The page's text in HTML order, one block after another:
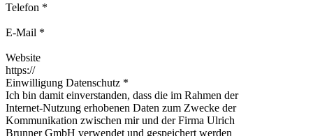
Telefon *
E-Mail *
Website
Einwilligung Datenschutz *
Ich bin damit einverstanden, dass die im Rahmen der
Internet-Nutzung erhobenen Daten zum Zwecke der
Kommunikation zwischen mir und der Firma Ulrich
Brunner GmbH verwendet und gespeichert werden